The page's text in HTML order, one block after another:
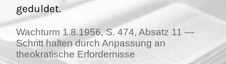
geduldet.
Wachturm 1.8.1956, S. 474, Absatz 11 —
Schritt halten durch Anpassung an
theokratische Erfordernisse